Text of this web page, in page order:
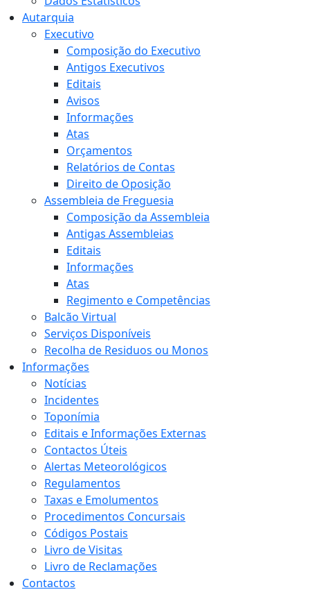
Autarquia
Executivo
Composição do Executivo
Antigos Executivos
Editais
Avisos
Informações
Atas
Orçamentos
Relatórios de Contas
Direito de Oposição
Assembleia de Freguesia
Composição da Assembleia
Antigas Assembleias
Editais
Informações
Atas
Regimento e Competências
Balcão Virtual
Serviços Disponíveis
Recolha de Residuos ou Monos
Informações
Notícias
Incidentes
Toponímia
Editais e Informações Externas
Contactos Úteis
Alertas Meteorológicos
Regulamentos
Taxas e Emolumentos
Procedimentos Concursais
Códigos Postais
Livro de Visitas
Livro de Reclamações
Contactos